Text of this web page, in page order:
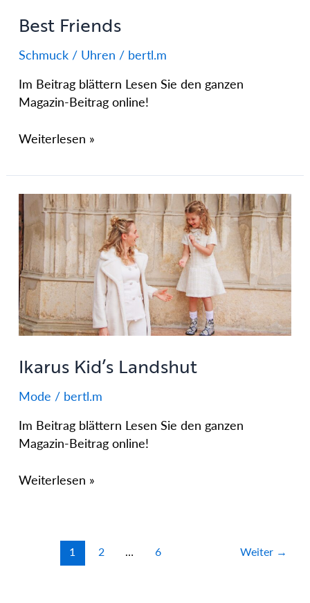
Best Friends
Schmuck / Uhren / bertl.m
Im Beitrag blättern Lesen Sie den ganzen
Magazin-Beitrag online!
Weiterlesen »
Ikarus Kid’s Landshut
Mode / bertl.m
Im Beitrag blättern Lesen Sie den ganzen
Magazin-Beitrag online!
Ikarus
Kid’s
Landshut
Weiterlesen »
1 2 … 6 Weiter →